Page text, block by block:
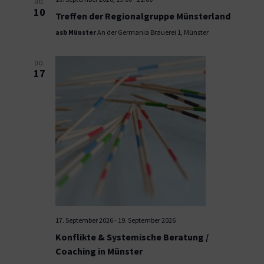
DO.
10 Treffen der Regionalgruppe Münsterland
asb MünsterAn der Germania Brauerei 1, Münster
DO.
17
17. September 2026- 19. September 2026
Konflikte & Systemische Beratung /
Coaching in Münster